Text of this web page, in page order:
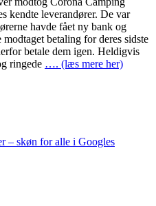
kendte leverandører. De var
havde fået ny bank og
betaling for deres sidste
betale dem igen. Heldigvis
ringede …. (læs mere her)
– skøn for alle i Googles